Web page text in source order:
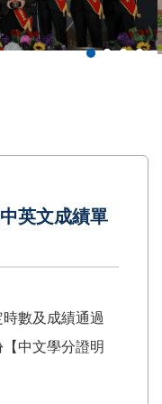
英文成績單
數及成績通過
中文學分證明